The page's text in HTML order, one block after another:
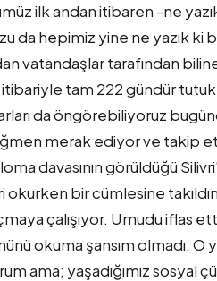
ilk andan itibaren -ne
da hepimiz yine ne yazık ki
vatandaşlar tarafından
tam 222 gündür
da öngörebiliyoruz
merak ediyor ve takip
davasının görüldüğü
okurken bir cümlesine
çalışıyor. Umudu iflas
okuma şansım olmadı.
ama; yaşadığımız sosyal